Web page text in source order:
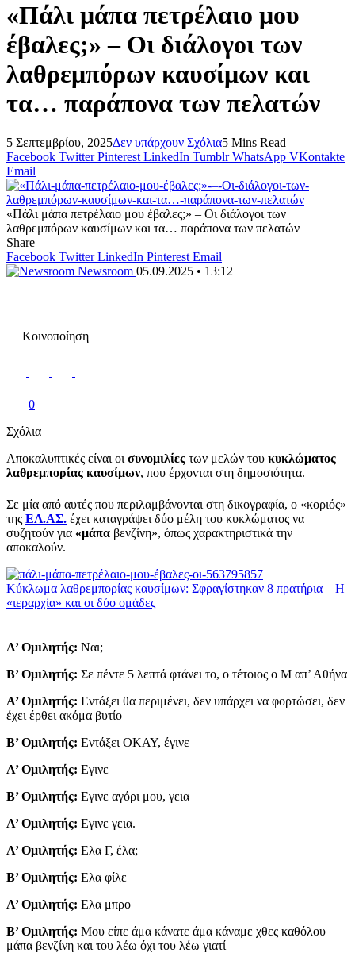
«Πάλι μάπα πετρέλαιο μου
έβαλες;» – Οι διάλογοι των
λαθρεμπόρων καυσίμων και
τα… παράπονα των πελατών
5 Σεπτεμβρίου, 2025Δεν υπάρχουν Σχόλια5 Mins Read
Facebook Twitter Pinterest LinkedIn Tumblr WhatsApp VKontakte
Email
«Πάλι μάπα πετρέλαιο μου έβαλες;» – Οι διάλογοι των
λαθρεμπόρων καυσίμων και τα… παράπονα των πελατών
Share
Facebook Twitter LinkedIn Pinterest Email
Newsroom 05.09.2025 • 13:12
Κοινοποίηση
0
Σχόλια
Αποκαλυπτικές είναι οι συνομιλίες των μελών του κυκλώματος
λαθρεμπορίας καυσίμων, που έρχονται στη δημοσιότητα.
Σε μία από αυτές που περιλαμβάνονται στη δικογραφία, ο «κοριός»
της ΕΛ.ΑΣ. έχει καταγράψει δύο μέλη του κυκλώματος να
συζητούν για «μάπα βενζίνη», όπως χαρακτηριστικά την
αποκαλούν.
Κύκλωμα λαθρεμπορίας καυσίμων: Σφραγίστηκαν 8 πρατήρια – Η
«ιεραρχία» και οι δύο ομάδες
Α’ Ομιλητής: Ναι;
Β’ Ομιλητής: Σε πέντε 5 λεπτά φτάνει το, ο τέτοιος ο Μ απ’ Αθήνα
Α’ Ομιλητής: Εντάξει θα περιμένει, δεν υπάρχει να φορτώσει, δεν
έχει έρθει ακόμα βυτίο
Β’ Ομιλητής: Εντάξει ΟΚΑΥ, έγινε
Α’ Ομιλητής: Εγινε
Β’ Ομιλητής: Εγινε αγόρι μου, γεια
Α’ Ομιλητής: Εγινε γεια.
Α’ Ομιλητής: Ελα Γ, έλα;
Β’ Ομιλητής: Ελα φίλε
Α’ Ομιλητής: Ελα μπρο
Β’ Ομιλητής: Μου είπε άμα κάνατε άμα κάναμε χθες καθόλου
μάπα βενζίνη και του λέω όχι του λέω γιατί